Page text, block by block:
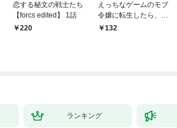
恋する秘文の戦士たち
【forcs edited】 1話
220
えっちなゲームのモブ
令嬢に転生したら、絶
倫騎士隊長様からトン
132
ランキング